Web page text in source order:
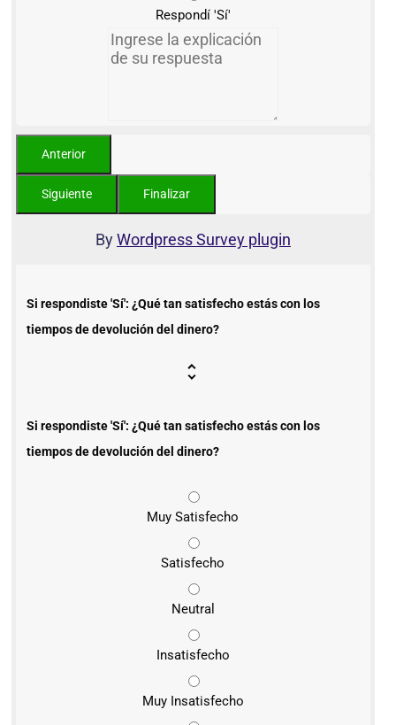
Respondí 'Sí'
ByWordpress Survey plugin
Si respondiste 'Sí': ¿Qué tan satisfecho estás con los
tiempos de devolución del dinero?
Si respondiste 'Sí': ¿Qué tan satisfecho estás con los
tiempos de devolución del dinero?
Muy Satisfecho
Satisfecho
Neutral
Insatisfecho
Muy Insatisfecho